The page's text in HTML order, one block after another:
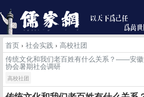
首页 › 社会实践 › 高校社团
传统文化和我们老百姓有什么关系？——安
协会暑期社会调研
高校社团